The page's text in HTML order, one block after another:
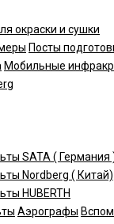
окраски и сушки
Посты
Мобильные
SATA ( Германия
Nordberg ( Китай)
HUBERTH
Аэрографы